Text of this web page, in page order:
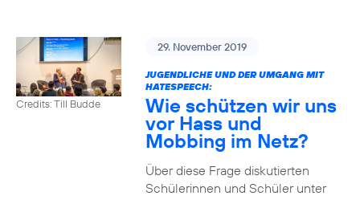
Credits: Till Budde
29. November 2019
JUGENDLICHE UND DER UMGANG MIT
HATESPEECH:
Wie schützen wir uns
vor Hass und
Mobbing im Netz?
Über diese Frage diskutierten
Schülerinnen und Schüler unter